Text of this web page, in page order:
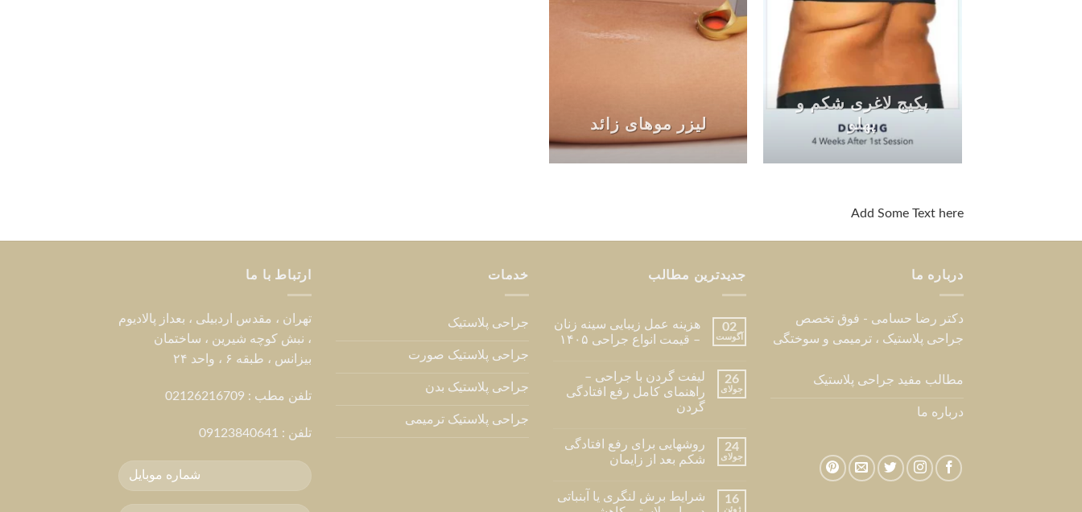
پکیج لاغری شکم و
پهلو
لیزر موهای زائد
Add Some Text here
درباره ما
دکتر رضا حسامی - فوق تخصص
جراحی پلاستیک ، ترمیمی و سوختگی
مطالب مفید جراحی پلاستیک
درباره ما
جدیدترین مطالب
02
آگوست
هزینه عمل زیبایی سینه زنان
– قیمت انواع جراحی ۱۴۰۵
26
جولای
لیفت گردن با جراحی –
راهنمای کامل رفع افتادگی
گردن
24
جولای
روشهایی برای رفع افتادگی
شکم بعد از زایمان
16
ژوئن
شرایط برش لنگری یا آبنباتی
خدمات
جراحی پلاستیک
جراحی پلاستیک صورت
جراحی پلاستیک بدن
جراحی پلاستیک ترمیمی
ارتباط با ما
تهران ، مقدس اردبیلی ، بعداز پالادیوم
، نبش کوچه شیرین ، ساختمان
بیزانس ، طبقه ۶ ، واحد ۲۴
تلفن مطب : 02126216709
تلفن : 09123840641